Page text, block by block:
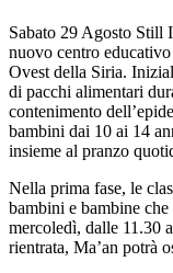
Sabato 29 Agosto Still
nuovo centro
Ovest della Siria.
di pacchi alimentari
contenimento
bambini dai 10 ai 14
insieme al pranzo
Nella prima fase, le
bambini e bambine
mercoledì, dalle 11.30
rientrata, Ma’an potrà